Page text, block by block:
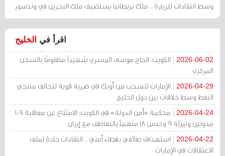
وسط انتقادات للزيارة .. ملك بريطانيا يستضيف ملك البحرين في وندسور
اقرأ في الخليج
2026-06-02
الكويت: الحاج موسى المسري شهيداً مظلومًا بالسجن
المركزي
2026-04-29
الإمارات تنسحب من أوبك في ضربة قوية لتحالف منتجي
النفط وسط خلافات بين دول الخليج
2026-04-24
محكمة «أمن الدولة» في الكويت: الامتناع عن معاقبة 109
مدونين وتبرئة 9 وحبس 18 متهماً بالتعاطف مع إيران
2026-04-22
استهداف طائفي بغطاء أمني .. انتقادات حادة لملف
الاعتقالات في الإمارات